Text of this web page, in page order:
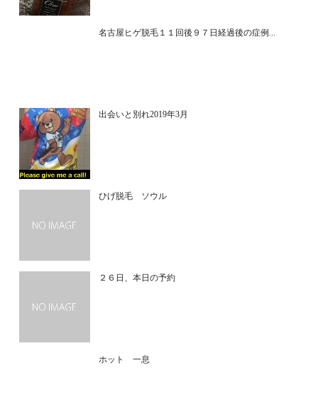
名古屋ヒゲ脱毛１１回後９７日経過後の症例...
出会いと別れ2019年3月
ひげ脱毛 ソウル
２６日、本日の予約
ホット 一息